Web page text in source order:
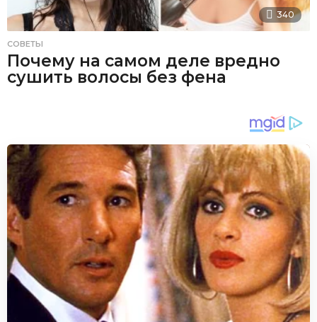
340
СОВЕТЫ
Почему на самом деле вредно
сушить волосы без фена